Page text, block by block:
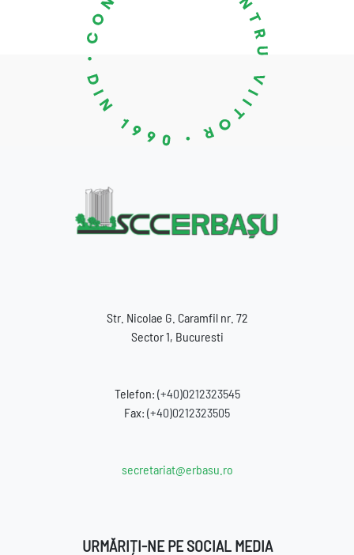
Str. Nicolae G. Caramfil nr. 72
Sector 1, Bucuresti
Telefon: (+40)0212323545
Fax: (+40)0212323505
secretariat@erbasu.ro
URMĂRIȚI-NE PE SOCIAL MEDIA